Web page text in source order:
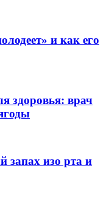
и как его
здоровья: врач
запах изо рта и